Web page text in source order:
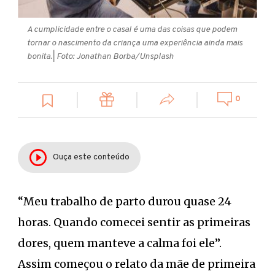
A cumplicidade entre o casal é uma das coisas que podem
tornar o nascimento da criança uma experiência ainda mais
bonita. | Foto: Jonathan Borba/Unsplash
0
Ouça este conteúdo
“Meu trabalho de parto durou quase 24
horas. Quando comecei sentir as primeiras
dores, quem manteve a calma foi ele”.
Assim começou o relato da mãe de primeira